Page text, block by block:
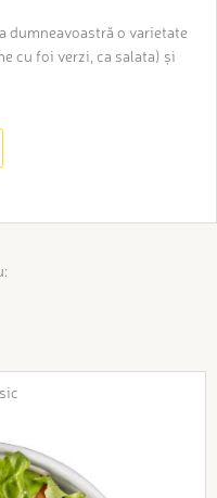
dumneavoastră o varietate
cu foi verzi, ca salata) și